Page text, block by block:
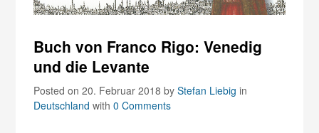
Buch von Franco Rigo: Venedig
und die Levante
Posted on 20. Februar 2018byStefan Liebig in
Deutschland with0 Comments